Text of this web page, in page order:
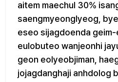
aitem maechul 30%
saengmyeonglyeog,
eseo sijagdoenda
eulobuteo wanjeonhi
geon eolyeobjiman,
jojagdanghaji anhdolog